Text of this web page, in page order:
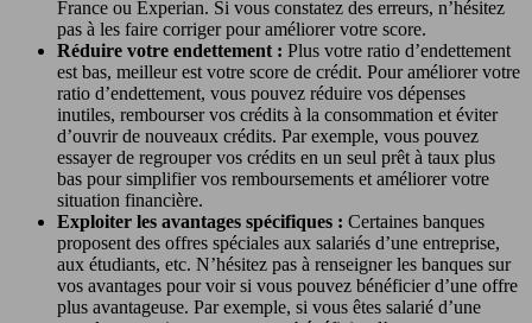
France ou Experian. Si vous constatez des erreurs, n’hésitez
pas à les faire corriger pour améliorer votre score.
Réduire votre endettement : Plus votre ratio d’endettement
est bas, meilleur est votre score de crédit. Pour améliorer votre
ratio d’endettement, vous pouvez réduire vos dépenses
inutiles, rembourser vos crédits à la consommation et éviter
d’ouvrir de nouveaux crédits. Par exemple, vous pouvez
essayer de regrouper vos crédits en un seul prêt à taux plus
bas pour simplifier vos remboursements et améliorer votre
situation financière.
Exploiter les avantages spécifiques : Certaines banques
proposent des offres spéciales aux salariés d’une entreprise,
aux étudiants, etc. N’hésitez pas à renseigner les banques sur
vos avantages pour voir si vous pouvez bénéficier d’une offre
plus avantageuse. Par exemple, si vous êtes salarié d’une